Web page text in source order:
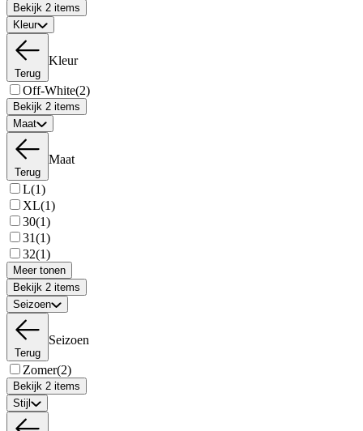
Bekijk 2 items
Kleur
Terug
Kleur
Off-White(2)
Bekijk 2 items
Maat
Terug
Maat
L(1)
XL(1)
30(1)
31(1)
32(1)
Meer tonen
Bekijk 2 items
Seizoen
Terug
Seizoen
Zomer(2)
Bekijk 2 items
Stijl